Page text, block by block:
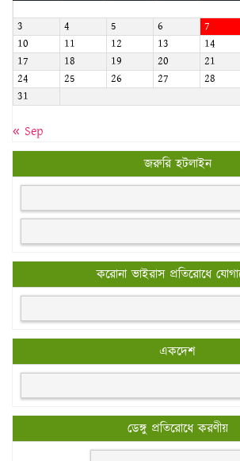
3
4 5 6 7
10
11 12 13 14
17
18 19 20 21
24
25 26 27 28
31
« Sep
জরুরি হটলাইন
করোনা ভাইরাস প্রতিরোধে
একদেশ
ডেঙ্গু প্রতিরোধে করণীয়